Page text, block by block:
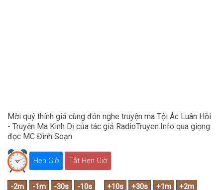
Mời quý thính giả cùng đón nghe truyện ma Tội Ác Luân Hồi
- Truyện Ma Kinh Dị của tác giả RadioTruyen.Info qua giọng
đọc MC Đình Soạn
Hẹn Giờ Tắt Hẹn Giờ